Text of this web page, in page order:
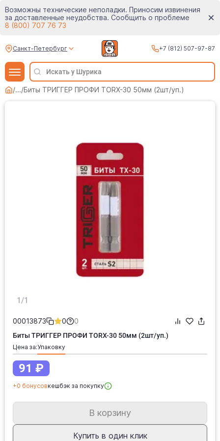
Возможны технические неполадки. Приносим извинения
за доставленные неудобства. Сообщить о проблеме
8 (800) 707 76 73
Санкт-Петербург +7 (812) 507-97-87
/.../Биты ТРИГГЕР ПРОФИ TORX-30 50мм (2шт/уп.)
1/1
00013873 0 0
Биты ТРИГГЕР ПРОФИ TORX-30 50мм (2шт/уп.)
Цена за: упаковку
91 ₽
+0 бонусовкешбэк за покупку
В корзину
Купить в один клик